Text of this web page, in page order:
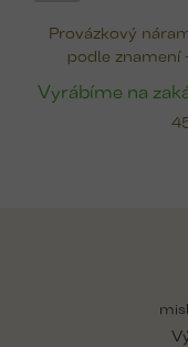
Provázkový
podle znamení
Vyrábíme na